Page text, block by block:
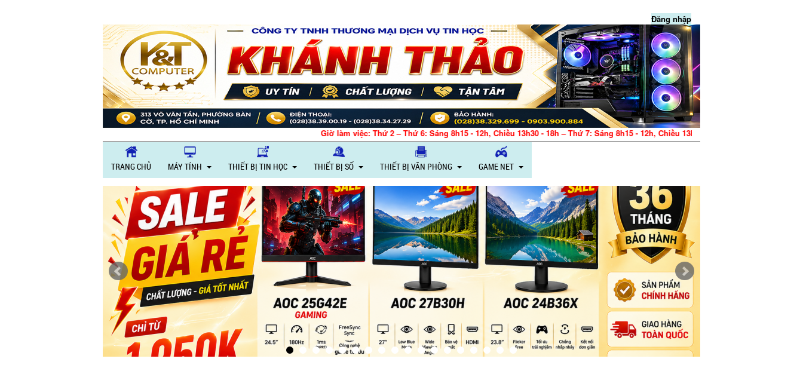
Đăng nhập
Giờ làm việc: Thứ 2 – Thứ 6: Sáng 8h15 - 12h, Chiều 13h30 - 18h – Thứ 7: Sáng 8h15 - 12h, Chiều 13h30 - 17h – CN: Nghỉ
TRANG CHỦ MÁY TÍNH THIẾT BỊ TIN HỌC THIẾT BỊ SỐ THIẾT BỊ VĂN PHÒNG GAME NET